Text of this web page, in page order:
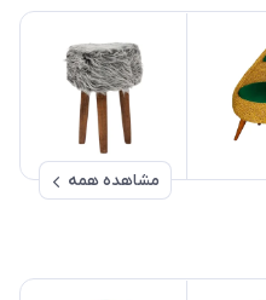
مشاهده همه